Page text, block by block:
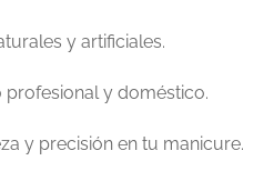
y artificiales.
profesional y doméstico.
y precisión en tu manicure.